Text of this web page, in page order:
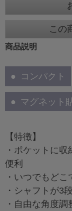
この
商品説明
コンパクト
マグネット
【特徴】
・ポケットに
便利
・いつでもど
・シャフトが3
・自由な角度調